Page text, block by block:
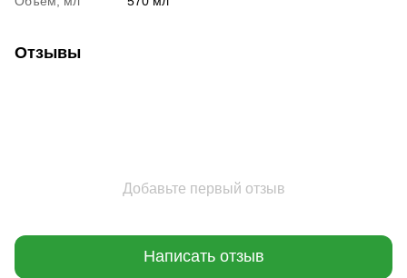
Отзывы
Добавьте первый отзыв
Написать отзыв